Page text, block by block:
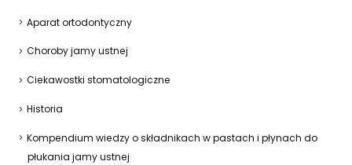
Aparat ortodontyczny
Choroby jamy ustnej
Ciekawostki stomatologiczne
Historia
Kompendium wiedzy o składnikach w pastach i płynach do
płukania jamy ustnej